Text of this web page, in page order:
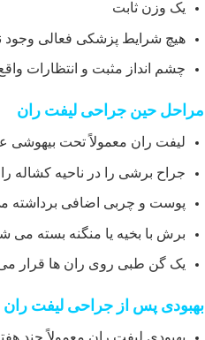
یک وزن ثابت
هیچ شرایط پزشکی فعالی وجود
چشم انداز مثبت و انتظارات واقع
مراحل حین جراحی لیفت ران
لیفت ران معمولاً تحت بیهوشی
جراح برشی را در ناحیه کشاله
پوست و چربی اضافی برداشته
برش با بخیه یا منگنه بسته می
یک گن طبی روی ران ها قرار می
بهبودی پس از جراحی لیفت ران